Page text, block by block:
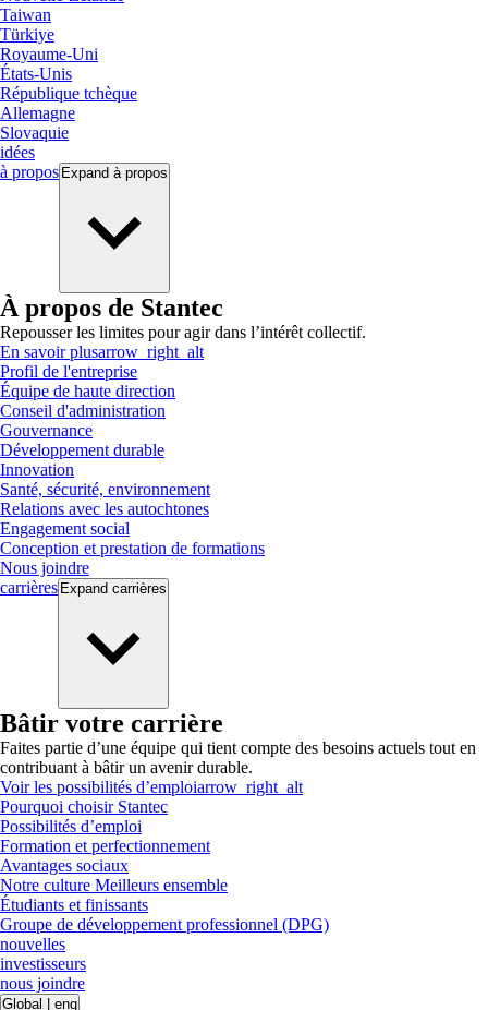
Taiwan
Türkiye
Royaume-Uni
États-Unis
République tchèque
Allemagne
Slovaquie
idées
à propos Expand à propos
À propos de Stantec
Repousser les limites pour agir dans l’intérêt collectif.
En savoir plusarrow_right_alt
Profil de l'entreprise
Équipe de haute direction
Conseil d'administration
Gouvernance
Développement durable
Innovation
Santé, sécurité, environnement
Relations avec les autochtones
Engagement social
Conception et prestation de formations
Nous joindre
carrières Expand carrières
Bâtir votre carrière
Faites partie d’une équipe qui tient compte des besoins actuels tout en
contribuant à bâtir un avenir durable.
Voir les possibilités d’emploiarrow_right_alt
Pourquoi choisir Stantec
Possibilités d’emploi
Formation et perfectionnement
Avantages sociaux
Notre culture Meilleurs ensemble
Étudiants et finissants
Groupe de développement professionnel (DPG)
nouvelles
investisseurs
nous joindre
Global
eng